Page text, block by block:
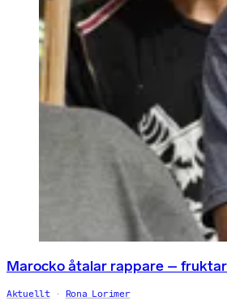
Marocko åtalar rappare –
Aktuellt Rona Lorimer